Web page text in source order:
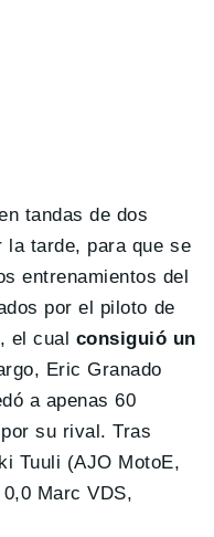
tandas de dos
la tarde, para que se
entrenamientos del
por el piloto de
el cual consiguió un
Eric Granado
a apenas 60
su rival. Tras
Tuuli (AJO MotoE,
Marc VDS,